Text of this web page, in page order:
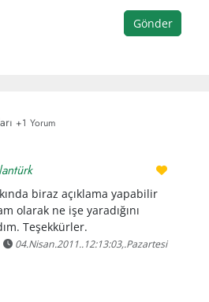
Gönder
+1 Yorum
biraz açıklama yapabilir
olarak ne işe yaradığını
Teşekkürler.
04.Nisan.2011..12:13:03,.Pazartesi